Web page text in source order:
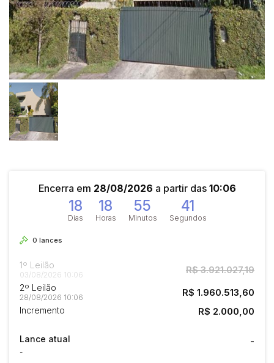
Encerra em 28/08/2026 a partir das 10:06
18
Dias
18
Horas
55
Minutos
41
Segundos
0 lances
1º Leilão
03/08/2026 10:06 R$ 3.921.027,19
2º Leilão
28/08/2026 10:06 R$ 1.960.513,60
Incremento R$ 2.000,00
Lance atual
-
-